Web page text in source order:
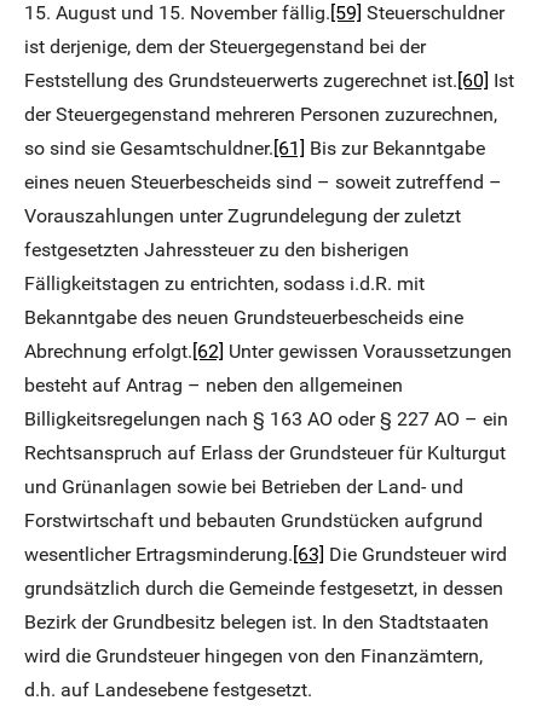
15. August und 15. November fällig. [59] Steuerschuldner
ist derjenige, dem der Steuergegenstand bei der
Feststellung des Grundsteuerwerts zugerechnet ist. [60] Ist
der Steuergegenstand mehreren Personen zuzurechnen,
so sind sie Gesamtschuldner. [61] Bis zur Bekanntgabe
eines neuen Steuerbescheids sind – soweit zutreffend –
Vorauszahlungen unter Zugrundelegung der zuletzt
festgesetzten Jahressteuer zu den bisherigen
Fälligkeitstagen zu entrichten, sodass i.d.R. mit
Bekanntgabe des neuen Grundsteuerbescheids eine
Abrechnung erfolgt. [62] Unter gewissen Voraussetzungen
besteht auf Antrag – neben den allgemeinen
Billigkeitsregelungen nach § 163 AO oder § 227 AO – ein
Rechtsanspruch auf Erlass der Grundsteuer für Kulturgut
und Grünanlagen sowie bei Betrieben der Land- und
Forstwirtschaft und bebauten Grundstücken aufgrund
wesentlicher Ertragsminderung. [63] Die Grundsteuer wird
grundsätzlich durch die Gemeinde festgesetzt, in dessen
Bezirk der Grundbesitz belegen ist. In den Stadtstaaten
wird die Grundsteuer hingegen von den Finanzämtern,
d.h. auf Landesebene festgesetzt.